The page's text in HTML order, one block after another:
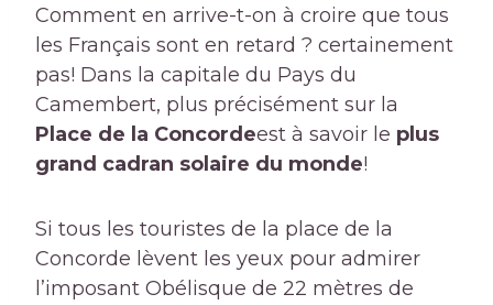
Comment en arrive-t-on à croire que tous
les Français sont en retard ? certainement
pas! Dans la capitale du Pays du
Camembert, plus précisément sur la
Place de la Concordeest à savoir le plus
grand cadran solaire du monde!
Si tous les touristes de la place de la
Concorde lèvent les yeux pour admirer
l’imposant Obélisque de 22 mètres de